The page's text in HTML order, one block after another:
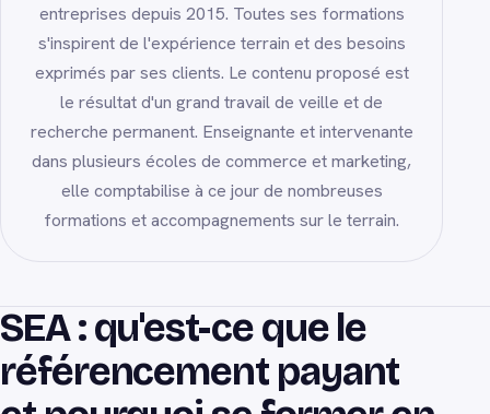
entreprises depuis 2015. Toutes ses formations
s'inspirent de l'expérience terrain et des besoins
exprimés par ses clients. Le contenu proposé est
le résultat d'un grand travail de veille et de
recherche permanent. Enseignante et intervenante
dans plusieurs écoles de commerce et marketing,
elle comptabilise à ce jour de nombreuses
formations et accompagnements sur le terrain.
SEA : qu'est-ce que le
référencement payant